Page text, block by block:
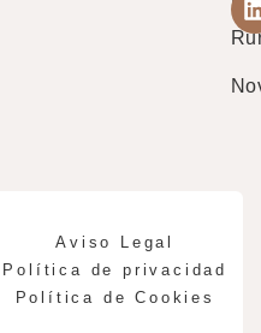
Aviso Legal
Política de privacidad
Política de Cookies